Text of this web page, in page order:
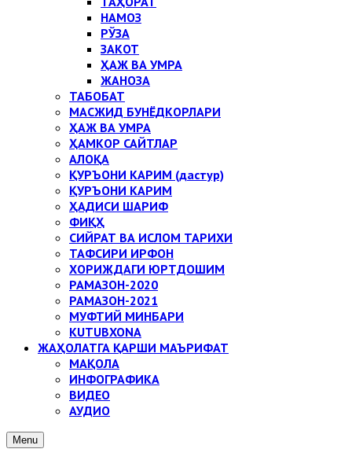
НАМОЗ
РЎЗА
ЗАКОТ
ҲАЖ ВА УМРА
ЖАНОЗА
ТАБОБАТ
МАСЖИД БУНЁДКОРЛАРИ
ҲАЖ ВА УМРА
ҲАМКОР САЙТЛАР
АЛОҚА
ҚУРЪОНИ КАРИМ (дастур)
ҚУРЪОНИ КАРИМ
ҲАДИСИ ШАРИФ
ФИҚҲ
СИЙРАТ ВА ИСЛОМ ТАРИХИ
ТАФСИРИ ИРФОН
ХОРИЖДАГИ ЮРТДОШИМ
РАМАЗОН-2020
РАМАЗОН-2021
МУФТИЙ МИНБАРИ
KUTUBXONA
ЖАҲОЛАТГА ҚАРШИ МАЪРИФАТ
МАҚОЛА
ИНФОГРАФИКА
ВИДЕО
АУДИО
Menu